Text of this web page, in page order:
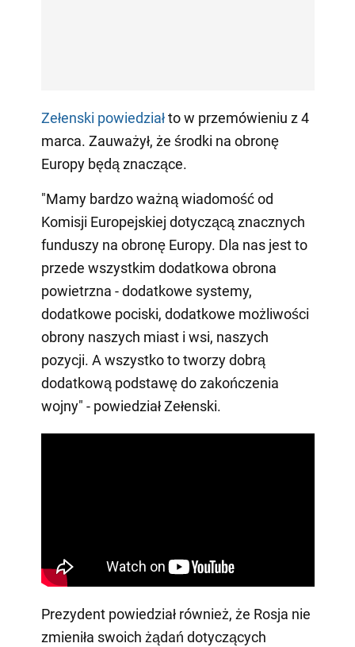
Zełenski powiedziałto w przemówieniu z 4
marca. Zauważył, że środki na obronę
Europy będą znaczące.
"Mamy bardzo ważną wiadomość od
Komisji Europejskiej dotyczącą znacznych
funduszy na obronę Europy. Dla nas jest to
przede wszystkim dodatkowa obrona
powietrzna - dodatkowe systemy,
dodatkowe pociski, dodatkowe możliwości
obrony naszych miast i wsi, naszych
pozycji. A wszystko to tworzy dobrą
dodatkową podstawę do zakończenia
wojny" - powiedział Zełenski.
Prezydent powiedział również, że Rosja nie
zmieniła swoich żądań dotyczących